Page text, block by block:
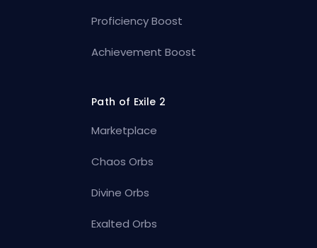
Proficiency Boost
Achievement Boost
Path of Exile 2
Marketplace
Chaos Orbs
Divine Orbs
Exalted Orbs